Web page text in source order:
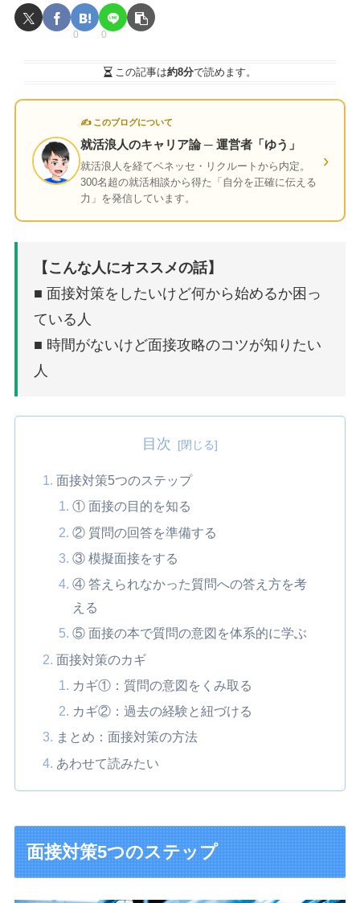
0 0
この記事は約8分で読めます。
✍ このブログについて
就活浪人のキャリア論 ─ 運営者「ゆう」
就活浪人を経てベネッセ・リクルートから内定。
300名超の就活相談から得た「自分を正確に伝える
力」を発信しています。
›
【こんな人にオススメの話】
■ 面接対策をしたいけど何から始めるか困っ
ている人
■ 時間がないけど面接攻略のコツが知りたい
人
目次
面接対策5つのステップ
① 面接の目的を知る
② 質問の回答を準備する
③ 模擬面接をする
④ 答えられなかった質問への答え方を考
える
⑤ 面接の本で質問の意図を体系的に学ぶ
面接対策のカギ
カギ①：質問の意図をくみ取る
カギ②：過去の経験と紐づける
まとめ：面接対策の方法
あわせて読みたい
面接対策5つのステップ